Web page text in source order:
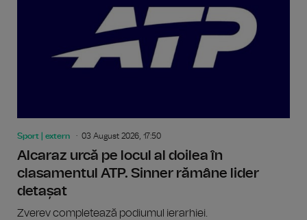
Sport | extern 03 August 2026, 17:50
Alcaraz urcă pe locul al doilea în
clasamentul ATP. Sinner rămâne lider
detașat
Zverev completează podiumul ierarhiei.